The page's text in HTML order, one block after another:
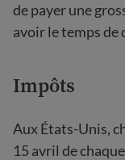
de payer une
avoir le temps de
Impôts
Aux États-Unis,
15 avril de